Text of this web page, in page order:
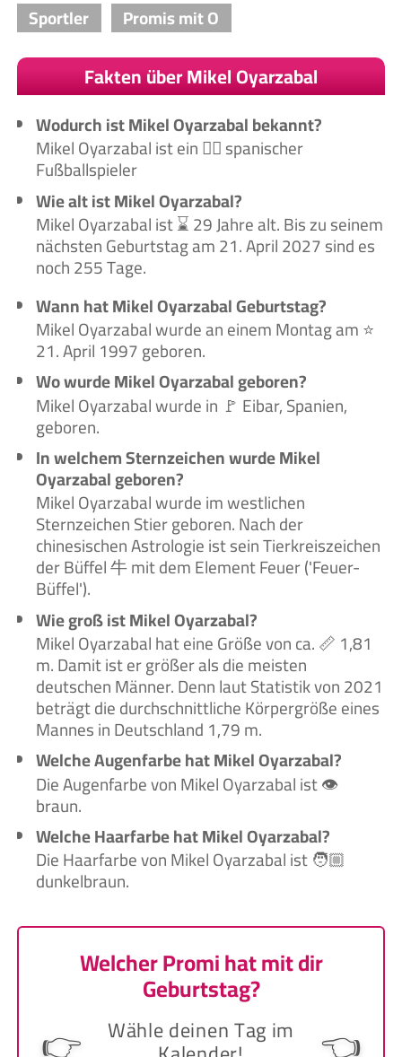
Sportler
Promis mit O
Fakten über Mikel Oyarzabal
Wodurch ist Mikel Oyarzabal bekannt?
Mikel Oyarzabal ist ein 🙋‍♂️ spanischer
Fußballspieler
Wie alt ist Mikel Oyarzabal?
Mikel Oyarzabal ist ⌛ 29 Jahre alt. Bis zu seinem
nächsten Geburtstag am 21. April 2027 sind es
noch 255 Tage.
Wann hat Mikel Oyarzabal Geburtstag?
Mikel Oyarzabal wurde an einem Montag am ⭐
21. April 1997 geboren.
Wo wurde Mikel Oyarzabal geboren?
Mikel Oyarzabal wurde in 🚩 Eibar, Spanien,
geboren.
In welchem Sternzeichen wurde Mikel
Oyarzabal geboren?
Mikel Oyarzabal wurde im westlichen
Sternzeichen Stier geboren. Nach der
chinesischen Astrologie ist sein Tierkreiszeichen
der Büffel 牛 mit dem Element Feuer ('Feuer-
Büffel').
Wie groß ist Mikel Oyarzabal?
Mikel Oyarzabal hat eine Größe von ca. 📏 1,81
m. Damit ist er größer als die meisten
deutschen Männer. Denn laut Statistik von 2021
beträgt die durchschnittliche Körpergröße eines
Mannes in Deutschland 1,79 m.
Welche Augenfarbe hat Mikel Oyarzabal?
Die Augenfarbe von Mikel Oyarzabal ist 👁️
braun.
Welche Haarfarbe hat Mikel Oyarzabal?
Die Haarfarbe von Mikel Oyarzabal ist 🧑🏼‍
dunkelbraun.
Welcher Promi hat mit dir
Geburtstag?
Wähle deinen Tag im